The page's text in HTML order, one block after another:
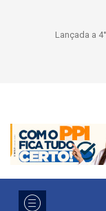
Liga 2026: Equipes